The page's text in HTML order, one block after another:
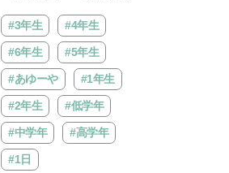
ントが開催
ントをくれるイベントが、よみう
りランド「グッジョバ!!…
#3年生 #4年生
#6年生 #5年生
#あゆーや #1年生
#2年生 #低学年
#中学年 #高学年
#1日